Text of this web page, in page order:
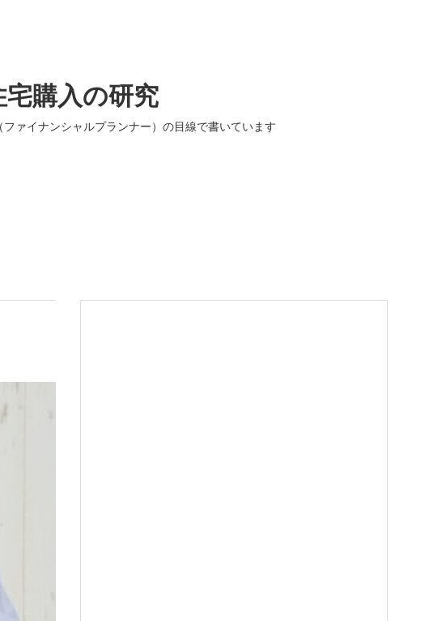
宅購入の研究
ァイナンシャルプランナー）の目線で書いています